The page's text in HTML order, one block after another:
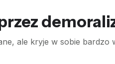
ale kryje w sobie